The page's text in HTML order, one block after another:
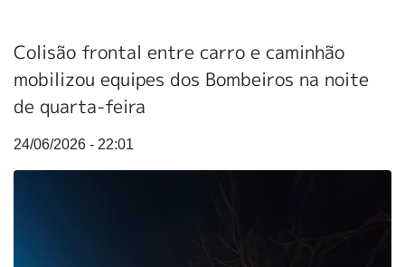
Colisão frontal entre carro e caminhão
mobilizou equipes dos Bombeiros na noite
de quarta-feira
24/06/2026 - 22:01